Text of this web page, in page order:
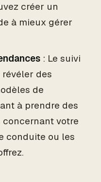
créer un
à mieux gérer
: Le suivi
des
de
à prendre des
votre
conduite ou les